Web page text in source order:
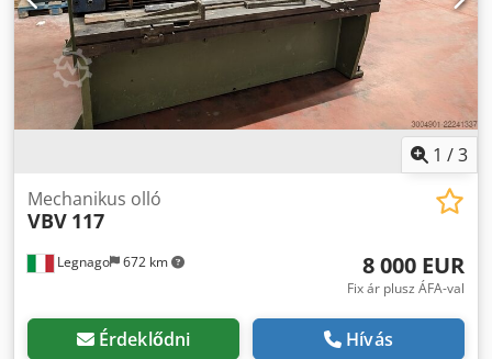
1 /3
Legnago 672 km
Mechanikus olló
VBV 117
8 000 EUR
Fix ár plusz ÁFA-val
Érdeklődni Hívás